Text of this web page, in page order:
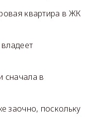
квартира в ЖК
сначала в
заочно, поскольку